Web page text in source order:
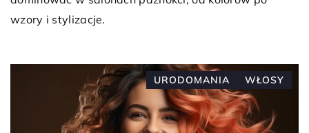
wzory i stylizacje.
URODOMANIA WŁOSY